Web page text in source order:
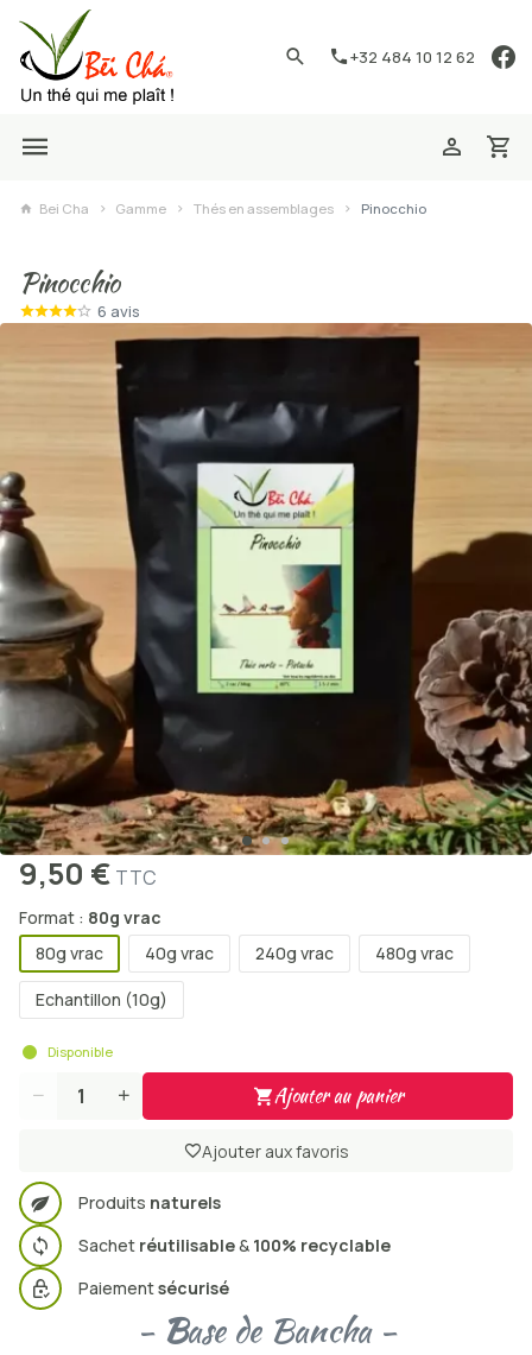
+32 484 10 12 62
Bei Cha Gamme Thés en assemblages Pinocchio
Pinocchio
6 avis
9,50 € TTC
Format : 80g vrac
80g vrac
40g vrac 240g vrac 480g vrac
Echantillon (10g)
Disponible
Quantité Ajouter au panier
Ajouter aux favoris
Produits naturels
Sachet réutilisable& 100% recyclable
Paiementsécurisé
- Base de Bancha -